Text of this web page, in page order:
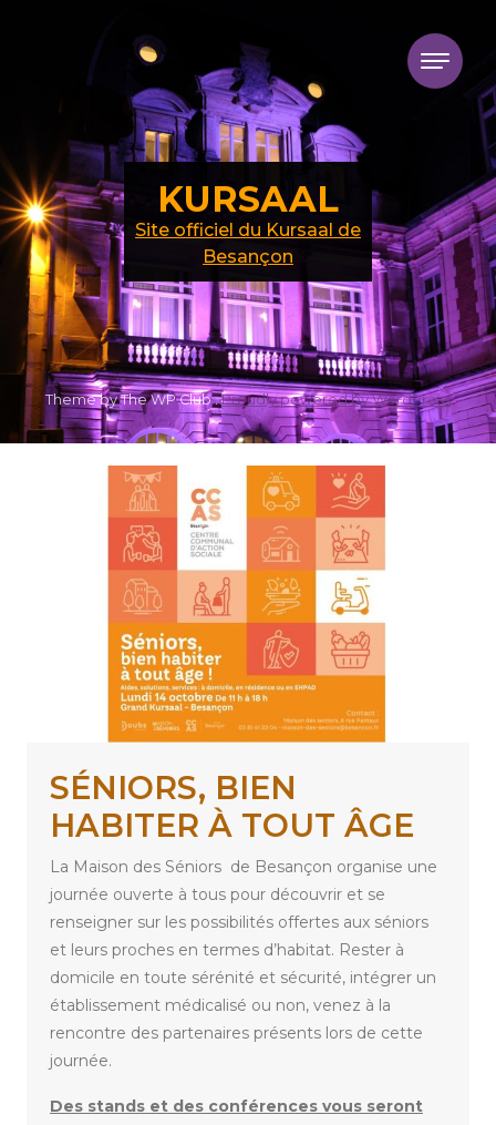
SÉNIORS, BIEN
HABITER À TOUT ÂGE
La Maison des Séniors de Besançon organise une
journée ouverte à tous pour découvrir et se
renseigner sur les possibilités offertes aux séniors
et leurs proches en termes d’habitat. Rester à
domicile en toute sérénité et sécurité, intégrer un
établissement médicalisé ou non, venez à la
rencontre des partenaires présents lors de cette
journée.
Des stands et des conférences vous seront
KURSAAL
Site officiel du Kursaal de
Besançon
Theme by The WP Club .Proudly powered by WordPress